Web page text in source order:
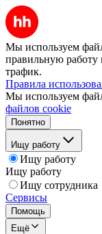
Мы используем
правильную работу
трафик.
Правила
Мы используем
файлов cookie
Понятно
Ищу работу
Ищу работу
Ищу работу
Ищу сотрудника
Сервисы
Помощь
Ещё